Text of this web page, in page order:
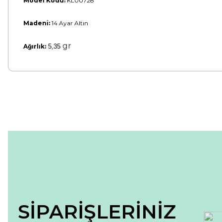
Madeni: 14 Ayar Altın
Ağırlık: 5,35 gr
SİPARİŞLERİNİZ